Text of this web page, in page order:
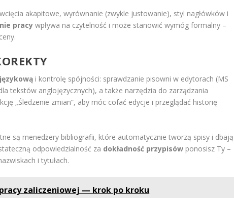
akapitowe, wyrównanie (zwykle justowanie), styl nagłówków i
pracy wpływa na czytelność i może stanowić wymóg formalny –
i kontrolę spójności: sprawdzanie pisowni w edytorach (MS
tekstów anglojęzycznych), a także narzędzia do zarządzania
„Śledzenie zmian”, aby móc cofać edycje i przeglądać historię
są menedżery bibliografii, które automatycznie tworzą spisy i dbają
odpowiedzialność za dokładność przypisów ponosisz Ty –
i tytułach.
pracy zaliczeniowej — krok po kroku